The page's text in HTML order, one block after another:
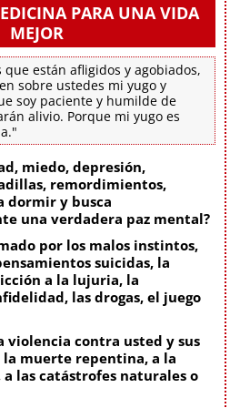
PARA UNA VIDA
MEJOR
que están afligidos y agobiados,
sobre ustedes mi yugo y
soy paciente y humilde de
alivio. Porque mi yugo es
miedo, depresión,
remordimientos,
dormir y busca
una verdadera paz mental?
por los malos instintos,
suicidas, la
a la lujuria, la
las drogas, el juego
violencia contra usted y sus
la muerte repentina, a la
las catástrofes naturales o